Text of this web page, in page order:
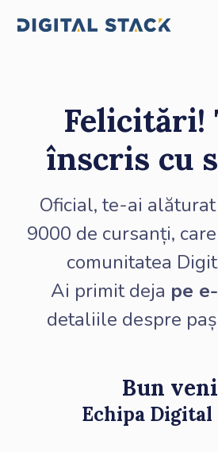
Felicitări!
înscris cu
Oficial, te-ai
9000 de cursanți,
comunitatea
Ai primit deja pe
detaliile despre
Bun
Echipa Digital